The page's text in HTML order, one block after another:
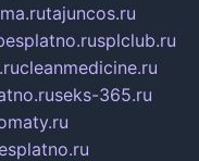
tajuncos.ru
splclub.ru
cleanmedicine.ru
seks-365.ru